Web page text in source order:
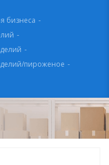
бизнеса -
-
-
пироженое -